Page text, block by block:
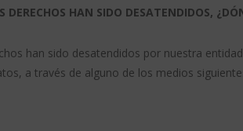
DERECHOS HAN SIDO DESATENDIDOS,
han sido desatendidos por nuestra
a través de alguno de los medios